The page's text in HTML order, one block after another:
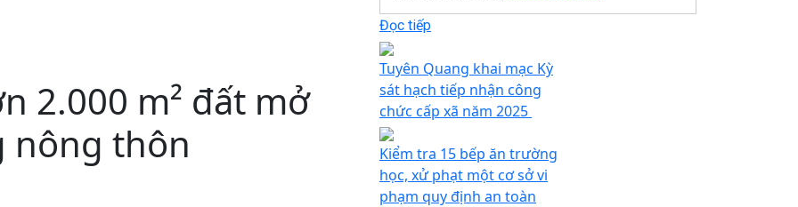
2.000 m² đất mở
nông thôn
Đọc tiếp
Tuyên Quang khai mạc Kỳ
sát hạch tiếp nhận công
chức cấp xã năm 2025 ​
Kiểm tra 15 bếp ăn trường
học, xử phạt một cơ sở vi
phạm quy định an toàn